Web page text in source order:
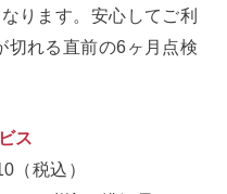
ります。安心してご利
切れる直前の6ヶ月点検
ス
（税込）